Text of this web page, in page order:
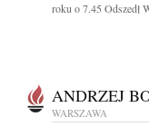
roku o 7.45 Odszedł
ANDRZEJ
WARSZAWA